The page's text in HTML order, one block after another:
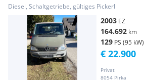
mm Pritsche
Diesel, Schaltgetriebe, gültiges Pickerl
2003 EZ
164.692 km
129 PS (95 kW)
Privat
8054 Pirka
€ 22.900